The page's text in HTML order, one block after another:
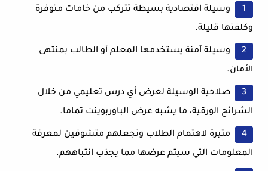
وسيلة اقتصادية بسيطة تتركب من خامات متوفرة
وكلفتها قليلة.
وسيلة آمنة يستخدمها المعلم أو الطالب بمنتهى
الأمان.
صلاحية الوسيلة لعرض أي درس تعليمي من خلال
الشرائح الورقية، ما يشبه عرض الباوربوينت تماما.
مثيرة لاهتمام الطلاب وتجعلهم متشوقين لمعرفة
المعلومات التي سيتم عرضها مما يجذب انتباههم.